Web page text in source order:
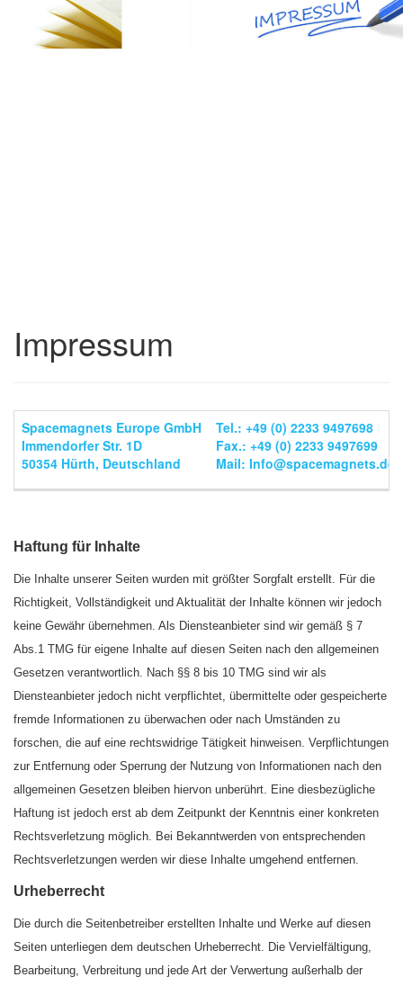
Impressum
Spacemagnets Europe GmbH
Immendorfer Str. 1D
50354 Hürth, Deutschland
Tel.: +49 (0) 2233 9497698
Fax.: +49 (0) 2233 9497699
Mail: Info@spacemagnets.de
Haftung für Inhalte
Die Inhalte unserer Seiten wurden mit größter Sorgfalt erstellt. Für die
Richtigkeit, Vollständigkeit und Aktualität der Inhalte können wir jedoch
keine Gewähr übernehmen. Als Diensteanbieter sind wir gemäß § 7
Abs.1 TMG für eigene Inhalte auf diesen Seiten nach den allgemeinen
Gesetzen verantwortlich. Nach §§ 8 bis 10 TMG sind wir als
Diensteanbieter jedoch nicht verpflichtet, übermittelte oder gespeicherte
fremde Informationen zu überwachen oder nach Umständen zu
forschen, die auf eine rechtswidrige Tätigkeit hinweisen. Verpflichtungen
zur Entfernung oder Sperrung der Nutzung von Informationen nach den
allgemeinen Gesetzen bleiben hiervon unberührt. Eine diesbezügliche
Haftung ist jedoch erst ab dem Zeitpunkt der Kenntnis einer konkreten
Rechtsverletzung möglich. Bei Bekanntwerden von entsprechenden
Rechtsverletzungen werden wir diese Inhalte umgehend entfernen.
Urheberrecht
Die durch die Seitenbetreiber erstellten Inhalte und Werke auf diesen
Seiten unterliegen dem deutschen Urheberrecht. Die Vervielfältigung,
Bearbeitung, Verbreitung und jede Art der Verwertung außerhalb der